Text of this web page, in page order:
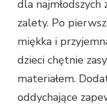
dla
zalety. Po
miękka i
dzieci chętnie
materiałem.
oddychające